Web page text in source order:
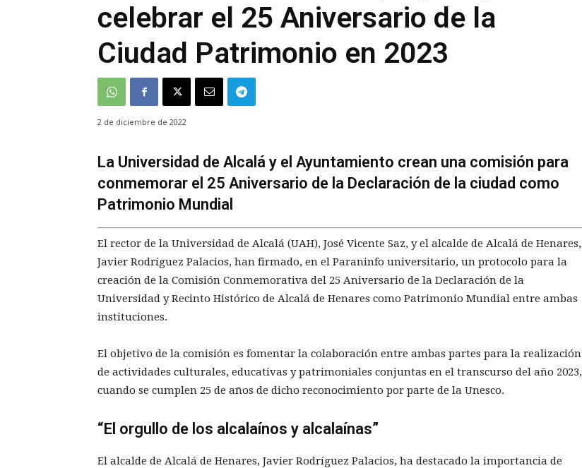
celebrar el 25 Aniversario de la
Ciudad Patrimonio en 2023
2 de diciembre de 2022
La Universidad de Alcalá y el Ayuntamiento crean una comisión para
conmemorar el 25 Aniversario de la Declaración de la ciudad como
Patrimonio Mundial
El rector de la Universidad de Alcalá (UAH), José Vicente Saz, y el alcalde de Alcalá de Henares,
Javier Rodríguez Palacios, han firmado, en el Paraninfo universitario, un protocolo para la
creación de la Comisión Conmemorativa del 25 Aniversario de la Declaración de la
Universidad y Recinto Histórico de Alcalá de Henares como Patrimonio Mundial entre ambas
instituciones.
El objetivo de la comisión es fomentar la colaboración entre ambas partes para la realización
de actividades culturales, educativas y patrimoniales conjuntas en el transcurso del año 2023,
cuando se cumplen 25 de años de dicho reconocimiento por parte de la Unesco.
“El orgullo de los alcalaínos y alcalaínas”
El alcalde de Alcalá de Henares, Javier Rodríguez Palacios, ha destacado la importancia de